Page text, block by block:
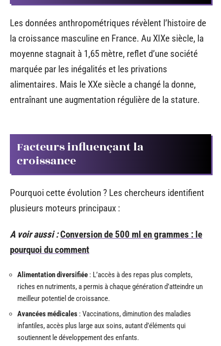
Les données anthropométriques révèlent l’histoire de
la croissance masculine en France. Au XIXe siècle, la
moyenne stagnait à 1,65 mètre, reflet d’une société
marquée par les inégalités et les privations
alimentaires. Mais le XXe siècle a changé la donne,
entraînant une augmentation régulière de la stature.
Facteurs influençant la
croissance
Pourquoi cette évolution ? Les chercheurs identifient
plusieurs moteurs principaux :
A voir aussi :Conversion de 500 ml en grammes : le
pourquoi du comment
Alimentation diversifiée : L’accès à des repas plus complets,
riches en nutriments, a permis à chaque génération d’atteindre un
meilleur potentiel de croissance.
Avancées médicales : Vaccinations, diminution des maladies
infantiles, accès plus large aux soins, autant d’éléments qui
soutiennent le développement des enfants.